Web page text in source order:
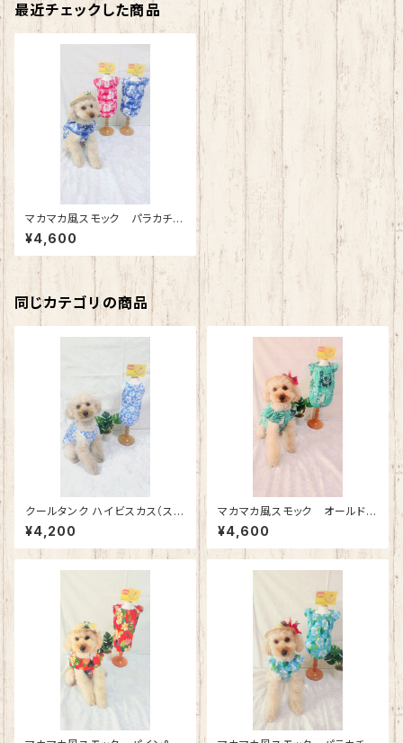
最近チェックした商品
マカマカ風スモック パラカチェ
ック（ブルー）
¥4,600
同じカテゴリの商品
クールタンク ハイビスカス（スカ
イブルー）
¥4,200
マカマカ風スモック オールドハ
ワイアン（エメラルド）
¥4,600